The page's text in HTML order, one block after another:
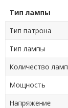
Тип лампы
Тип патрона
Тип лампы
Количество ламп
Мощность
Напряжение